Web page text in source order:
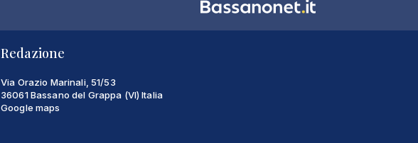
Redazione
Via Orazio Marinali, 51/53
36061 Bassano del Grappa (VI) Italia
Google maps